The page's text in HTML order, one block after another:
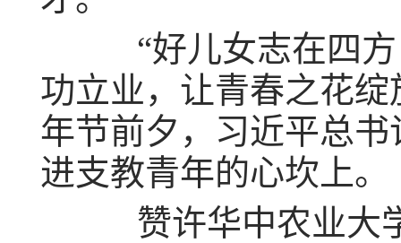
“好儿女志在四方
功立业，让青春之花
年节前夕，习近平总
进支教青年的心坎上。
赞许华中农业大学